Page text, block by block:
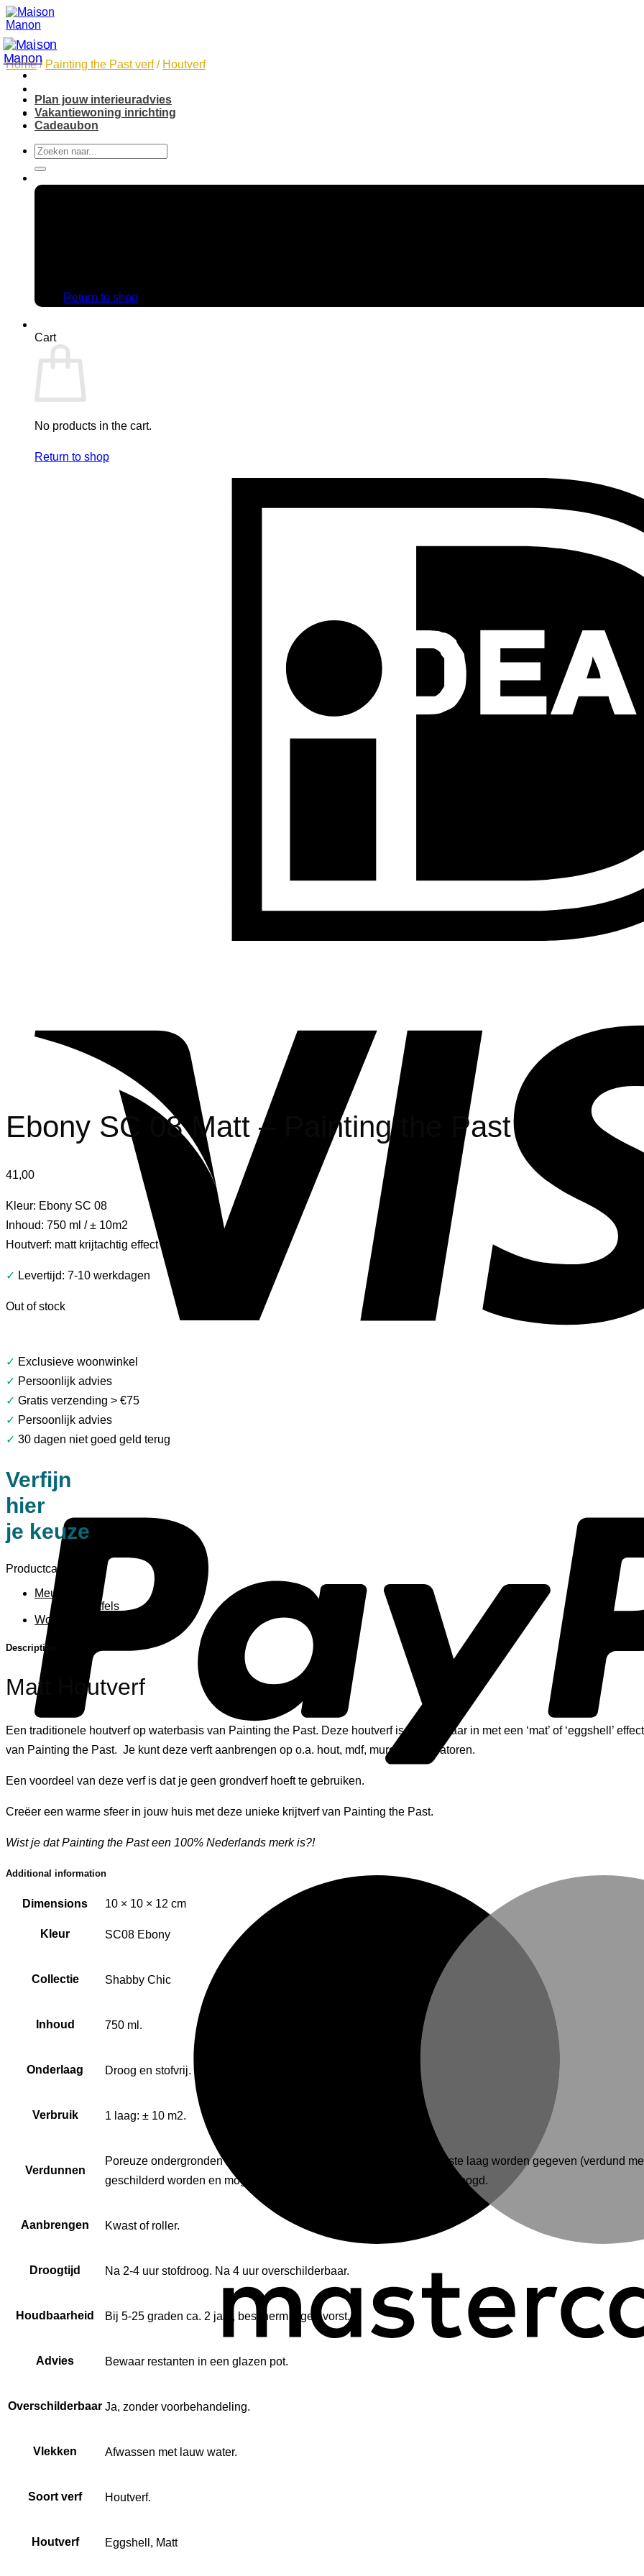
Skip
to
content
Plan jouw interieuradvies
Vakantiewoning inrichting
Cadeaubon
Search
for:
Return to shop
Cart
No products in the cart.
Return to shop
Home / Painting the Past verf / Houtverf
Ebony SC 08 Matt – Painting the Past
41,00
Kleur: Ebony SC 08
Inhoud: 750 ml / ± 10m2
Houtverf: matt krijtachtig effect
✓ Levertijd: 7-10 werkdagen
Out of stock
✓ Exclusieve woonwinkel
✓ Persoonlijk advies
✓ Gratis verzending > €75
✓ Persoonlijk advies
✓ 30 dagen niet goed geld terug
Verfijn
hier
je keuze
Productcategorieën
Meubels
Bijzettafels
Woonaccessoires
Description
Matt Houtverf
Een traditionele houtverf op waterbasis van Painting the Past. Deze houtverf is verkrijgbaar in met een ‘mat’ of ‘eggshell’
van Painting the Past. Je kunt deze verft aanbrengen op o.a. hout, mdf, muren en radiatoren.
Een voordeel van deze verf is dat je geen grondverf hoeft te gebruiken.
Creëer een warme sfeer in jouw huis met deze unieke krijtverf van Painting the Past.
Wist je dat Painting the Past een 100% Nederlands merk is?!
Additional information
Dimensions 10 × 10 × 12 cm
Kleur SC08 Ebony
Collectie Shabby Chic
Inhoud 750 ml.
Onderlaag Droog en stofvrij.
Verbruik 1 laag: ± 10 m2.
Verdunnen
Poreuze ondergronden zoals hout of gips moeten een verdunde eerste laag worden gegeven (verdund
geschilderd worden en mogen pas warm worden nadat de verf is gedroogd.
Aanbrengen Kwast of roller.
Droogtijd Na 2-4 uur stofdroog. Na 4 uur overschilderbaar.
Houdbaarheid Bij 5-25 graden ca. 2 jaar, bescherm tegen vorst.
Advies Bewaar restanten in een glazen pot.
Overschilderbaar Ja, zonder voorbehandeling.
Vlekken Afwassen met lauw water.
Soort verf Houtverf.
Houtverf Eggshell, Matt